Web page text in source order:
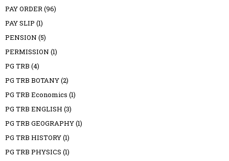
PAY ORDER(96)
PAY SLIP (1)
PENSION (5)
PERMISSION (1)
PG TRB (4)
PG TRB BOTANY(2)
PG TRB Economics (1)
PG TRB ENGLISH (3)
PG TRB GEOGRAPHY(1)
PG TRB HISTORY(1)
PG TRB PHYSICS (1)